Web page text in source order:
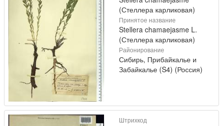
(Стеллера карликовая)
Принятое название
Stellera chamaejasme L.
(Стеллера карликовая)
Районирование
Сибирь, Прибайкалье и
Забайкалье (S4) (Россия)
Штрихкод